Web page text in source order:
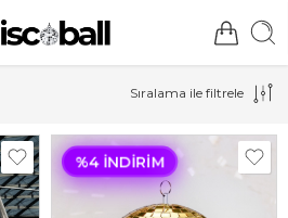
Sıralama ile filtrele
%4 İNDIRIM